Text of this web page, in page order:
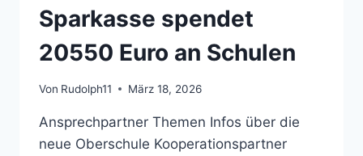
Sparkasse spendet
20550 Euro an Schulen
Von Rudolph11 März 18, 2026
Ansprechpartner Themen Infos über die
neue Oberschule Kooperationspartner